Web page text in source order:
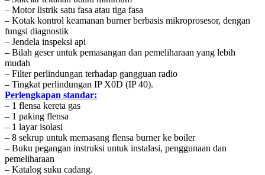
– Motor listrik satu fasa atau tiga fasa
– Kotak kontrol keamanan burner berbasis mikroprosesor, dengan
fungsi diagnostik
– Jendela inspeksi api
– Bilah geser untuk pemasangan dan pemeliharaan yang lebih
mudah
– Filter perlindungan terhadap gangguan radio
– Tingkat perlindungan IP X0D (IP 40).
Perlengkapan standar:
– 1 flensa kereta gas
– 1 paking flensa
– 1 layar isolasi
– 8 sekrup untuk memasang flensa burner ke boiler
– Buku pegangan instruksi untuk instalasi, penggunaan dan
pemeliharaan
– Katalog suku cadang.